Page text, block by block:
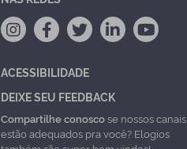
ACESSIBILIDADE
DEIXE SEU FEEDBACK
Compartilhe conoscose nossos canais
estão adequados pra você? Elogios